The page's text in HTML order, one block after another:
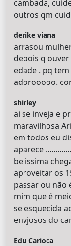
cambada,
outros qm
derike viana
arrasou
depois q ouver
edade . pq
adorooooo.
shirley
ai se inveja e
maravilhosa
em todos eu
aparece
belissima
aproveitar os
passar ou não
mim que é
se esquecida
envjosos do
Edu Carioca